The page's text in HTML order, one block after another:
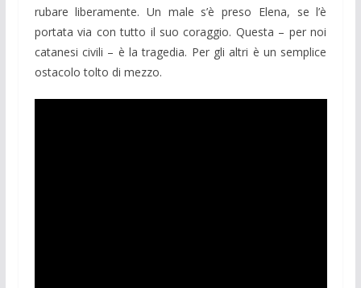
rubare liberamente. Un male s’è preso Elena, se l’è
portata via con tutto il suo coraggio. Questa – per noi
catanesi civili – è la tragedia. Per gli altri è un semplice
ostacolo tolto di mezzo.